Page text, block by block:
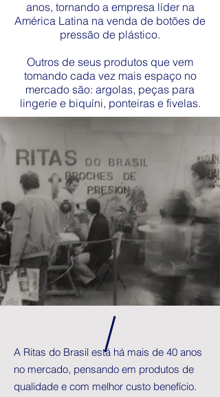
anos, tornando a empresa líder na
América Latina na venda de botões de
pressão de plástico.
Outros de seus produtos que vem
tomando cada vez mais espaço no
mercado são: argolas, peças para
lingerie e biquíni, ponteiras e fivelas.
A Ritas do Brasil está há mais de 40 anos
no mercado, pensando em produtos de
qualidade e com melhor custo benefício.